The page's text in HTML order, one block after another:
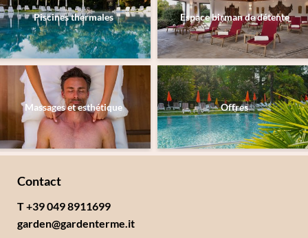
Piscines thermales Espace birman de détente
Massages et esthétique Offres
Contact
T +39 049 8911699
garden@gardenterme. it